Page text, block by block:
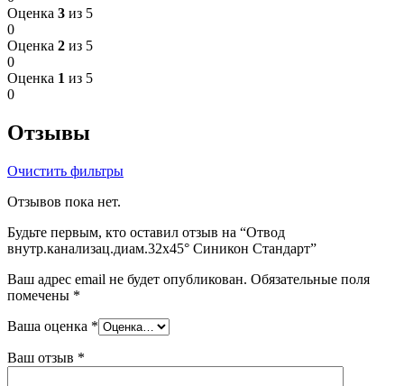
Оценка 3 из 5
0
Оценка 2 из 5
0
Оценка 1 из 5
0
Отзывы
Очистить фильтры
Отзывов пока нет.
Будьте первым, кто оставил отзыв на “Отвод
внутр.канализац.диам.32х45° Синикон Стандарт”
Ваш адрес email не будет опубликован. Обязательные поля
помечены *
Ваша оценка *
Ваш отзыв *